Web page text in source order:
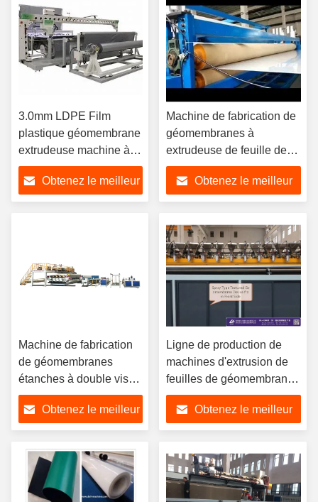
3.0mm LDPE Film
plastique géomembrane
extrudeuse machine à
double face texturé
Obtenez le meilleur
Machine de fabrication de
géomembranes à
extrudeuse de feuille de
mousse en PE CPE
Obtenez le meilleur
Machine de fabrication
de géomembranes
étanches à double vis
extrudeuse
Obtenez le meilleur
Ligne de production de
machines d'extrusion de
feuilles de géomembrane
de 6300 mm
Obtenez le meilleur